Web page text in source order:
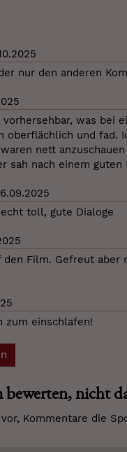
nur den anderen
was bei
oberflächlich und fad.
nett
sah nach einem
toll, gute Dialoge
den Film. Gefreut
zum einschlafen!
nicht
Kommentare die